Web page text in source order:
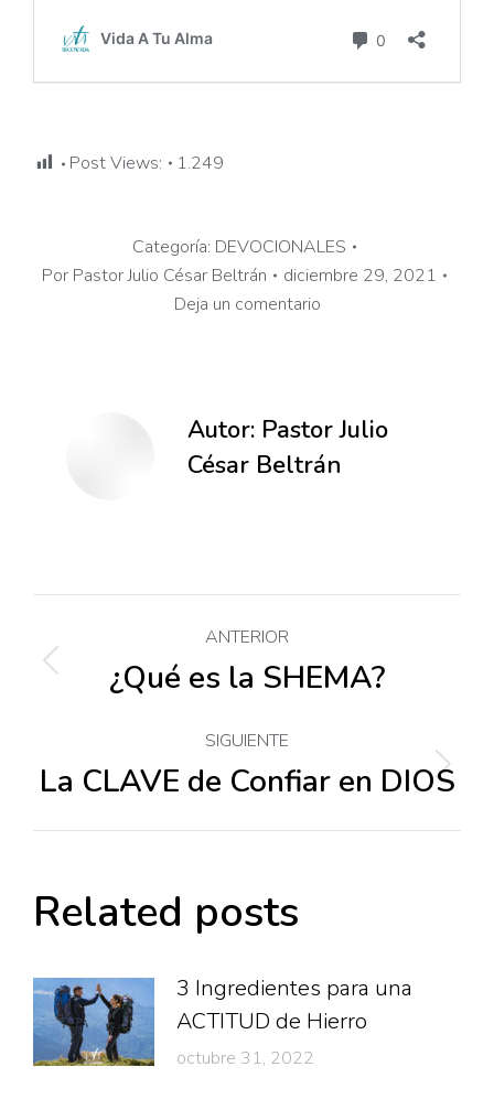
Post Views: 1.249
Categoría: DEVOCIONALES
Por Pastor Julio César Beltrán
diciembre 29, 2021
Deja un comentario
Autor: Pastor Julio
César Beltrán
Navegación
entre
publicaciones
ANTERIOR
Publicación
¿Qué es la SHEMA?
SIGUIENTE
Publicación
La CLAVE de Confiar en DIOS
Related posts
3 Ingredientes para una
ACTITUD de Hierro
octubre 31, 2022